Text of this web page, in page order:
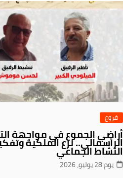
فروع
أراضي الجموع في مواجهة
الرأسمالي.. نزع الملكية
النشاط الجماعي
يوم 28 يوليو، 2026